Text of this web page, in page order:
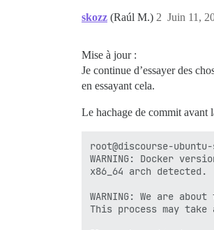
skozz (Raúl M.) Juin 11,
2
Mise à jour :
Je continue d’essayer des
en essayant cela.
Le hachage de commit avant
root@discourse-
WARNING: Docker
x86_64 arch detected.
WARNING: We are
This process may take